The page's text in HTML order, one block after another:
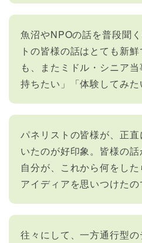
魚沼やNPOの話を普段聞
トの皆様の話はとても新
も、またミドル・シニア
持ちたい」「体験してみた
パネリストの皆様が、正
いたのが好印象。皆様の
自分が、これから何をし
アイディアを思いつけたの
往々にして、一方通行型